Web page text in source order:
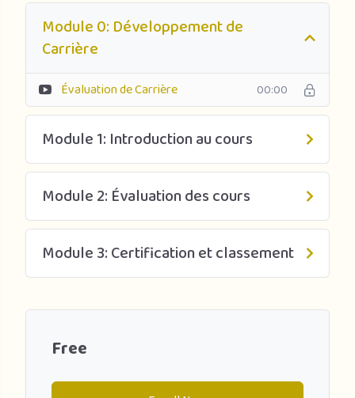
Module 0: Développement de
Carrière
Évaluation de Carrière 00:00
Module 1: Introduction au cours
Module 2: Évaluation des cours
Module 3: Certification et classement
Free